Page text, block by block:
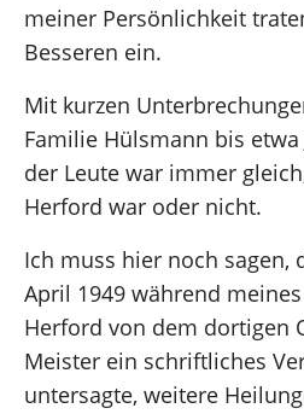
meiner Persönlichkeit
Besseren ein.
Mit kurzen
Familie Hülsmann bis
der Leute war immer
Herford war oder nicht.
Ich muss hier noch sagen,
April 1949 während
Herford von dem dortigen
Meister ein schriftliches
untersagte, weitere